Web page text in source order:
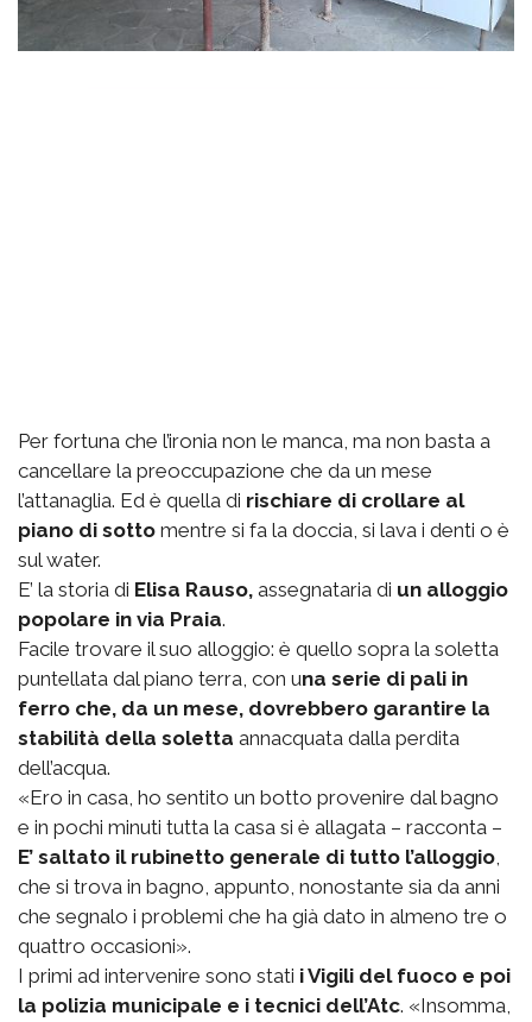
Per fortuna che l’ironia non le manca, ma non basta a
cancellare la preoccupazione che da un mese
l’attanaglia. Ed è quella di rischiare di crollare al
piano di sotto mentre si fa la doccia, si lava i denti o è
sul water.
E’ la storia di Elisa Rauso, assegnataria di un alloggio
popolare in via Praia.
Facile trovare il suo alloggio: è quello sopra la soletta
puntellata dal piano terra, con una serie di pali in
ferro che, da un mese, dovrebbero garantire la
stabilità della soletta annacquata dalla perdita
dell’acqua.
«Ero in casa, ho sentito un botto provenire dal bagno
e in pochi minuti tutta la casa si è allagata – racconta –
E’ saltato il rubinetto generale di tutto l’alloggio,
che si trova in bagno, appunto, nonostante sia da anni
che segnalo i problemi che ha già dato in almeno tre o
quattro occasioni».
I primi ad intervenire sono stati i Vigili del fuoco e poi
la polizia municipale e i tecnici dell’Atc. «Insomma,